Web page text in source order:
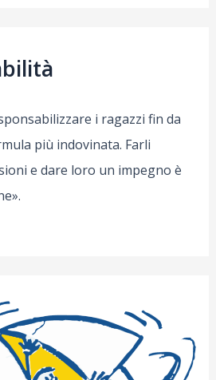
i ragazzi fin da
più indovinata. Farli
e dare loro un impegno è